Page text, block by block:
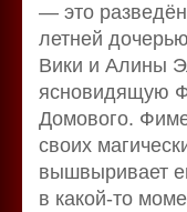
— это
летней
Вики и Алины
ясновидящую
Домового.
своих
вышвыривает
в какой-то